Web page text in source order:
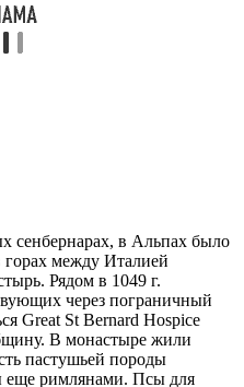
сенбернарах, в Альпах было
горах между Италией
Рядом в 1049 г.
через пограничный
Great St Bernard Hospice
В монастыре жили
пастушьей породы
еще римлянами. Псы для